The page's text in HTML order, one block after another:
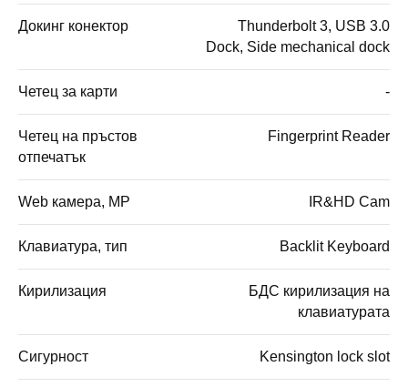
Докинг конектор
Thunderbolt 3, USB 3.0
Dock, Side mechanical dock
Четец за карти -
Четец на пръстов
отпечатък
Fingerprint Reader
Web камера, MP IR&HD Cam
Клавиатура, тип Backlit Keyboard
Кирилизация
БДС кирилизация на
клавиатурата
Сигурност Kensington lock slot